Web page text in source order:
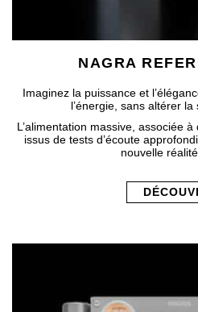
NAGRA
Imaginez la puissance et
l’énergie, sans altérer la
L’alimentation massive, associée
issus de tests d’écoute
nouvelle